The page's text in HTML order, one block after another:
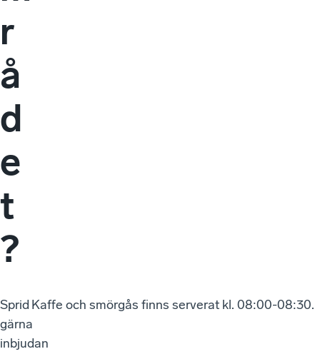
r
å
d
e
t
?
Sprid
gärna
inbjudan
Kaffe och smörgås finns serverat kl. 08:00-08:30.